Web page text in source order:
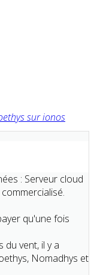
sur ionos
: Serveur cloud
qu'une fois
vent, il y a
Nomadhys et